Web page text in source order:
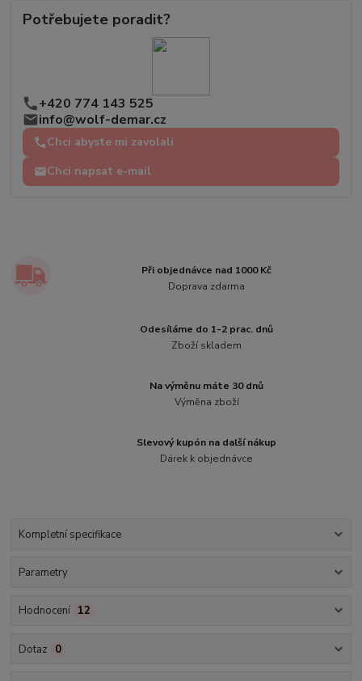
Potřebujete poradit?
+420 774 143 525
info@wolf-demar.cz
Chci abyste mi zavolali
Chci napsat e-mail
Při objednávce nad 1000 Kč
Doprava zdarma
Odesíláme do 1-2 prac. dnů
Zboží skladem
Na výměnu máte 30 dnů
Výměna zboží
Slevový kupón na další nákup
Dárek k objednávce
Kompletní specifikace
Parametry
Hodnocení 12
Dotaz 0